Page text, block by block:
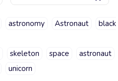
astronomy Astronaut
black
skeleton space
astronaut
unicorn